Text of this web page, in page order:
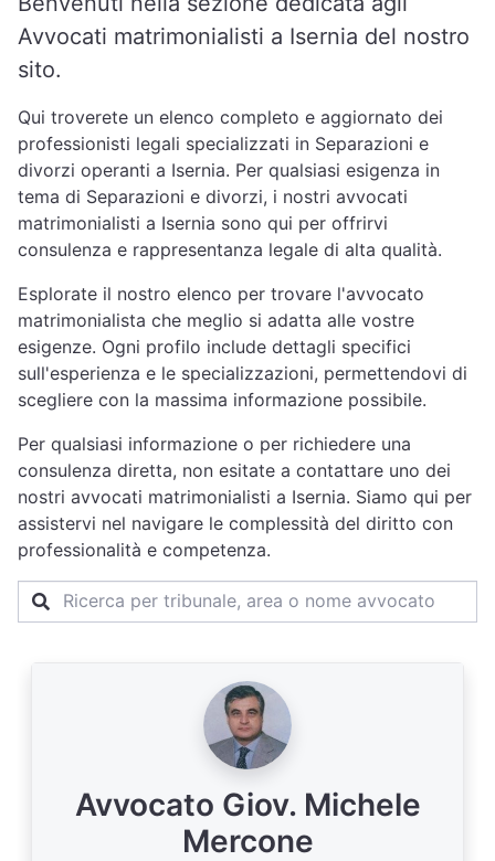
Avvocati matrimonialisti a Isernia del nostro
sito.
Qui troverete un elenco completo e aggiornato dei
professionisti legali specializzati in Separazioni e
divorzi operanti a Isernia. Per qualsiasi esigenza in
tema di Separazioni e divorzi, i nostri avvocati
matrimonialisti a Isernia sono qui per offrirvi
consulenza e rappresentanza legale di alta qualità.
Esplorate il nostro elenco per trovare l'avvocato
matrimonialista che meglio si adatta alle vostre
esigenze. Ogni profilo include dettagli specifici
sull'esperienza e le specializzazioni, permettendovi di
scegliere con la massima informazione possibile.
Per qualsiasi informazione o per richiedere una
consulenza diretta, non esitate a contattare uno dei
nostri avvocati matrimonialisti a Isernia. Siamo qui per
assistervi nel navigare le complessità del diritto con
professionalità e competenza.
Avvocato Giov. Michele
Mercone